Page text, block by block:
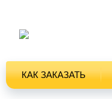
КАК ЗАКАЗАТЬ